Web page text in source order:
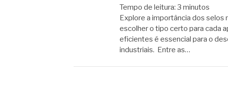
Tempo de leitura: 3 minutos
Explore a importância dos selos
escolher o tipo certo para cada
eficientes é essencial para o
industriais. Entre as…